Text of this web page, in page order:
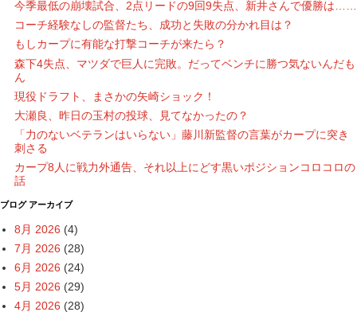
今季最低の崩壊試合、2点リードの9回9失点、新井さんで優勝は……
コーチ経験なしの監督たち、成功と失敗の分かれ目は？
もしカープに有能な打撃コーチが来たら？
森下4失点、マツダで巨人に完敗。だってベンチに勝つ気ないんだも
ん
現役ドラフト、まさかの矢崎ショック！
大瀬良、昨日の玉村の投球、見てなかったの？
「力のないベテランはいらない」藤川新監督の言葉がカープに突き
刺さる
カープ8人に戦力外通告、それ以上にどす黒いポジションコロコロの
話
ブログ アーカイブ
8月 2026 (4)
7月 2026 (28)
6月 2026 (24)
5月 2026 (29)
4月 2026 (28)